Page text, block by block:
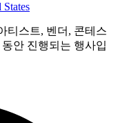
티스트, 벤더, 콘테스
안 진행되는 행사입